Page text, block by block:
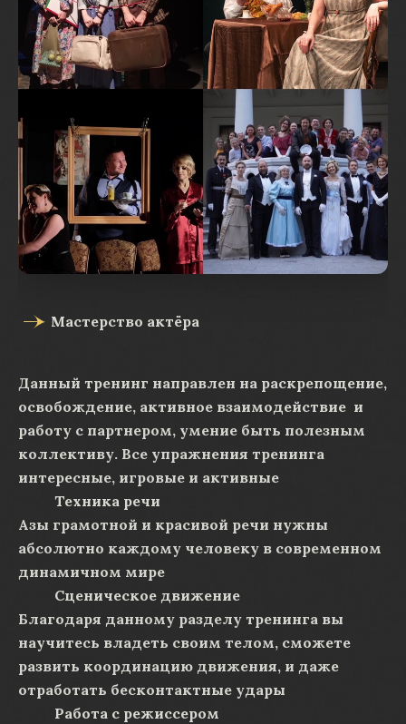
Мастерство актёра
Данный тренинг направлен на раскрепощение,
освобождение, активное взаимодействие и
работу с партнером, умение быть полезным
коллективу. Все упражнения тренинга
интересные, игровые и активные
Техника речи
Азы грамотной и красивой речи нужны
абсолютно каждому человеку в современном
динамичном мире
Сценическое движение
Благодаря данному разделу тренинга вы
научитесь владеть своим телом, сможете
развить координацию движения, и даже
отработать бесконтактные удары
Работа с режиссером